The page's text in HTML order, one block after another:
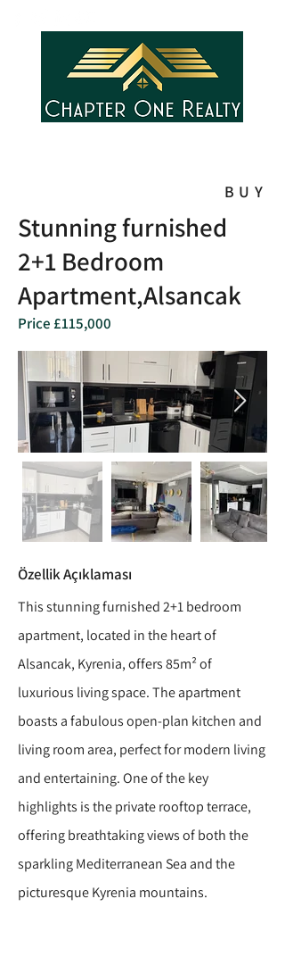
BUY
Stunning furnished
2+1 Bedroom
Apartment,Alsancak
Price £115,000
Özellik Açıklaması
This stunning furnished 2+1 bedroom
apartment, located in the heart of
Alsancak, Kyrenia, offers 85m² of
luxurious living space. The apartment
boasts a fabulous open-plan kitchen and
living room area, perfect for modern living
and entertaining. One of the key
highlights is the private rooftop terrace,
offering breathtaking views of both the
sparkling Mediterranean Sea and the
picturesque Kyrenia mountains.